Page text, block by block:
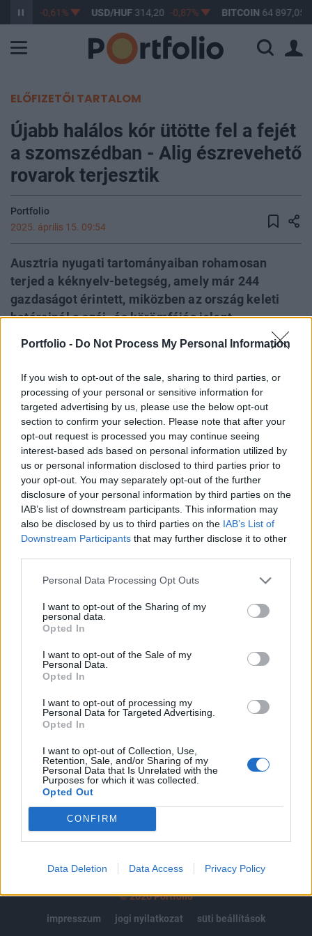
Portfolio - Do Not Process My Personal Information
If you wish to opt-out of the sale, sharing to third parties, or
processing of your personal or sensitive information for
targeted advertising by us, please use the below opt-out
section to confirm your selection. Please note that after your
opt-out request is processed you may continue seeing
interest-based ads based on personal information utilized by
us or personal information disclosed to third parties prior to
your opt-out. You may separately opt-out of the further
disclosure of your personal information by third parties on the
IAB’s list of downstream participants. This information may
also be disclosed by us to third parties on the IAB’s List of
Downstream Participants that may further disclose it to other
Personal Data Processing Opt Outs
I want to opt-out of the Sharing of my
personal data.
Opted In
I want to opt-out of the Sale of my
Personal Data.
Opted In
I want to opt-out of processing my
Personal Data for Targeted Advertising.
Opted In
I want to opt-out of Collection, Use,
Retention, Sale, and/or Sharing of my
Personal Data that Is Unrelated with the
Purposes for which it was collected.
Opted Out
CONFIRM
Data Deletion Data Access Privacy Policy
363,17 -0,61% USD/HUF314,20 -0,87% BITCOIN 64 897,05
ELŐFIZETŐI TARTALOM
Újabb halálos kór ütötte fel a fejét
a szomszédban - Alig észrevehető
rovarok terjesztik
Portfolio
2025. április 15. 09:54
Ausztria nyugati tartományaiban rohamosan
terjed a kéknyelv-betegség, amely már 244
gazdaságot érintett, miközben az ország keleti
határainál a száj- és körömfájás jelent
hatással van, áremelkedést okozva - jelentette az
Economx.
Agrárszektor Konferencia 2026Valamennyi „forró”
agrártémával foglalkozik a Portfolio Csoport Agrárszektor
Konferenciája december 1-2-3-án Siófokon. Jelentkezzen
Ön is az év kihagyhatatlan agrárszakmai
csúcsrendezvényére!Információ és jelentkezésA Kronen
Zeitung osztrák lap beszámolója szerint miközben a
ragadós száj- és körömfájás a keleti határoknál,
Magyarország...
KEDVES OLVASÓNK!
A keresett cikk a portfolio.hu hírarchívumához
tartozik, melynek olvasása előfizetéses
regisztrációhoz kötött.
Az előfizetés a következőket tartalmazza:
Portfolio.hu teljes cikkarchívum
Kötéslisták: BÉT elmúlt 2 év napon belüli
kötéslistái
MÁR ELŐFIZETŐNK VAGY? BEJELENTKEZÉS
© 2026 Portfolio
impresszum
jogi nyilatkozat
süti beállítások